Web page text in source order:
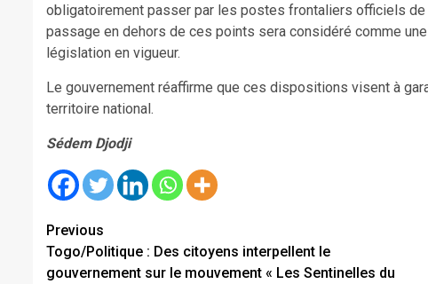
obligatoirement passer par les postes frontaliers officiels de
passage en dehors de ces points sera considéré comme
législation en vigueur.
Le gouvernement réaffirme que ces dispositions visent à
territoire national.
Sédem Djodji
Continue
Reading
Previous
Togo/Politique : Des citoyens interpellent le
gouvernement sur le mouvement « Les Sentinelles du